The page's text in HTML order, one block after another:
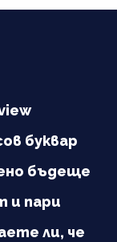
буквар
бъдеще
и пари
ли, че